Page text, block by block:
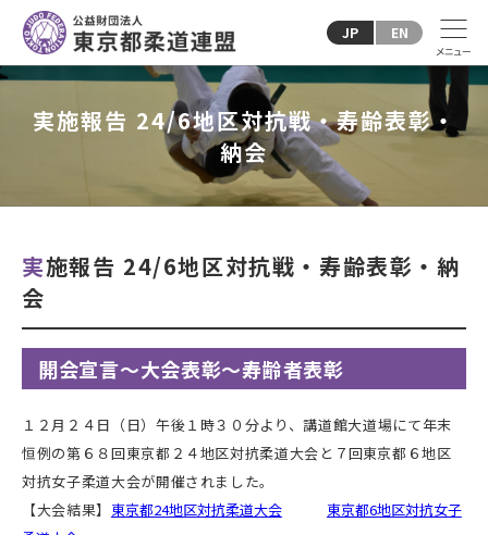
JP EN
実施報告 24/6地区対抗戦・寿齢表彰・
納会
実施報告 24/6地区対抗戦・寿齢表彰・納
会
開会宣言～大会表彰～寿齢者表彰
１２月２４日（日）午後１時３０分より、講道館大道場にて年末
恒例の第６８回東京都２４地区対抗柔道大会と ７回東京都６地区
対抗女子柔道大会が開催されました。
【大会結果】 東京都24地区対抗柔道大会
東京都6地区対抗女子